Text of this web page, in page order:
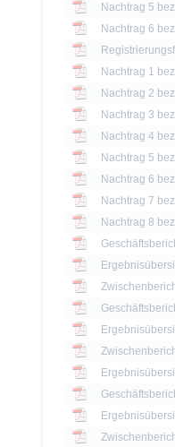
Nachtrag 5
Nachtrag 6
Nachtrag 1
Nachtrag 2
Nachtrag 3
Nachtrag 4
Nachtrag 5
Nachtrag 6
Nachtrag 7
Nachtrag 8